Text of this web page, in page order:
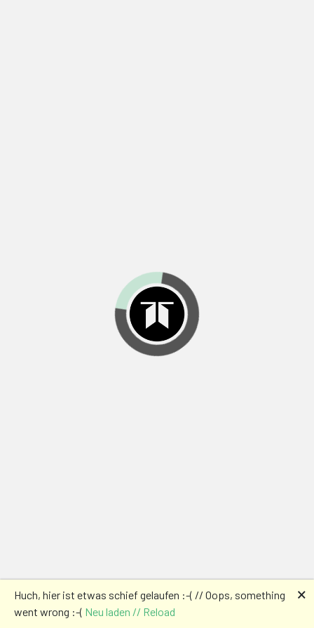
Huch, hier ist etwas schief gelaufen :-( // Oops, something
went wrong :-( Neu laden // Reload
🗙